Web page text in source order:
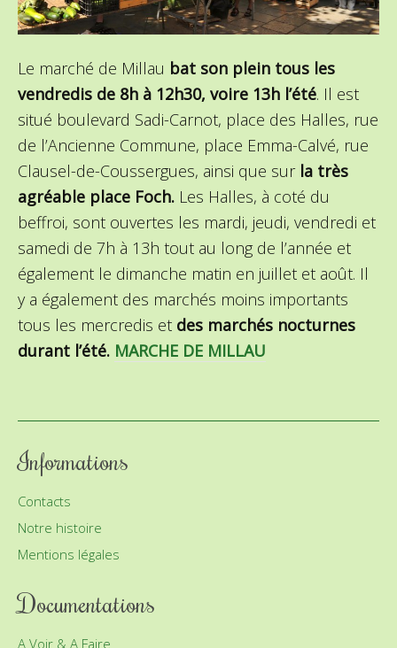
Le marché de Millau bat son plein tous les
vendredis de 8h à 12h30, voire 13h l’été. Il est
situé boulevard Sadi-Carnot, place des Halles, rue
de l’Ancienne Commune, place Emma-Calvé, rue
Clausel-de-Coussergues, ainsi que sur la très
agréable place Foch. Les Halles, à coté du
beffroi, sont ouvertes les mardi, jeudi, vendredi et
samedi de 7h à 13h tout au long de l’année et
également le dimanche matin en juillet et août. Il
y a également des marchés moins importants
tous les mercredis et des marchés nocturnes
durant l’été. MARCHE DE MILLAU
Informations
Contacts
Notre histoire
Mentions légales
Documentations
A Voir & A Faire